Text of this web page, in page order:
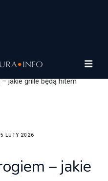
zrównoważone
jakie grille będą hitem
LUTY 2026
– jakie